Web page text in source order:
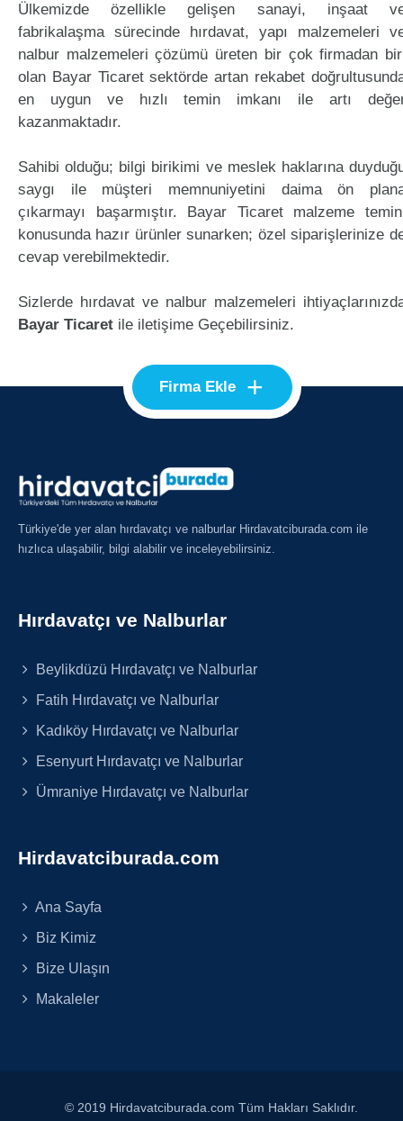
Ülkemizde özellikle gelişen sanayi, inşaat
fabrikalaşma sürecinde hırdavat, yapı malzemeleri
nalbur malzemeleri çözümü üreten bir çok firmadan
olan Bayar Ticaret sektörde artan rekabet
en uygun ve hızlı temin imkanı ile artı
kazanmaktadır.
Sahibi olduğu; bilgi birikimi ve meslek haklarına
saygı ile müşteri memnuniyetini daima ön
çıkarmayı başarmıştır. Bayar Ticaret malzeme
konusunda hazır ürünler sunarken; özel siparişlerinize
cevap verebilmektedir.
Sizlerde hırdavat ve nalbur malzemeleri
Bayar Ticaret ile iletişime Geçebilirsiniz.
Firma Ekle +
Türkiye'de yer alan hırdavatçı ve nalburlar Hirdavatciburada.com ile
hızlıca ulaşabilir, bilgi alabilir ve inceleyebilirsiniz.
Hırdavatçı ve Nalburlar
Beylikdüzü Hırdavatçı ve Nalburlar
Fatih Hırdavatçı ve Nalburlar
Kadıköy Hırdavatçı ve Nalburlar
Esenyurt Hırdavatçı ve Nalburlar
Ümraniye Hırdavatçı ve Nalburlar
Hirdavatciburada.com
Ana Sayfa
Biz Kimiz
Bize Ulaşın
Makaleler
© 2019 Hirdavatciburada.com Tüm Hakları Saklıdır.